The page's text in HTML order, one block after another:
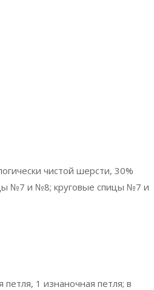
чистой шерсти, 30%
№7 и №8; круговые спицы №7 и
1 изнаночная петля; в